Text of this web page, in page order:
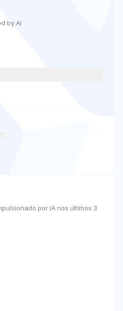
by AI
por IA nos últimos 3